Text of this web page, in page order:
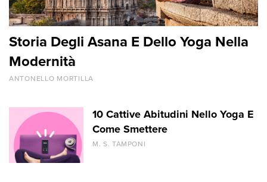
Storia Degli Asana E Dello Yoga Nella
Modernità
ANTONELLO MORTILLA
10 Cattive Abitudini Nello Yoga E
Come Smettere
M. S. TAMPONI